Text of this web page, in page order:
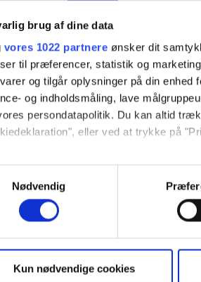
brug af dine data
vores 1022 partnere ønsker dit
til præferencer, statistik og
og tilgår oplysninger på din enhed
og indholdsmåling, lave
persondatapolitik. Du kan altid
eller ved at trykke på
tillader det, vil vi også gerne:
Indsamle præcise oplysninger om din
Identificere din enhed baseret på en
valg anvendes på hele websitet.
cookies til at tilpasse vores indhold
trafik. Vi deler også oplysninger om
Nødvendig
Kun nødvendige cookies